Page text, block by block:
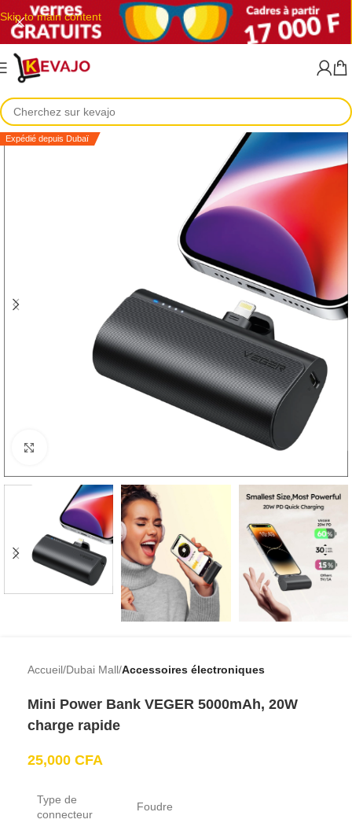
Skip to main content
Expédié depuis Dubaï
Accueil Dubai Mall Accessoires électroniques
Mini Power Bank VEGER 5000mAh, 20W
charge rapide
25,000 CFA
Type de
connecteur
Foudre